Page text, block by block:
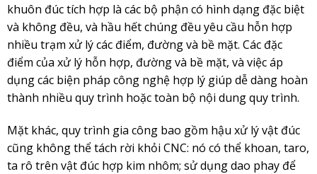
khuôn đúc tích hợp là các bộ phận có hình dạng đặc biệt
và không đều, và hầu hết chúng đều yêu cầu hỗn hợp
nhiều trạm xử lý các điểm, đường và bề mặt. Các đặc
điểm của xử lý hỗn hợp, đường và bề mặt, và việc áp
dụng các biện pháp công nghệ hợp lý giúp dễ dàng hoàn
thành nhiều quy trình hoặc toàn bộ nội dung quy trình.
Mặt khác, quy trình gia công bao gồm hậu xử lý vật đúc
cũng không thể tách rời khỏi CNC: nó có thể khoan, taro,
ta rô trên vật đúc hợp kim nhôm; sử dụng dao phay để